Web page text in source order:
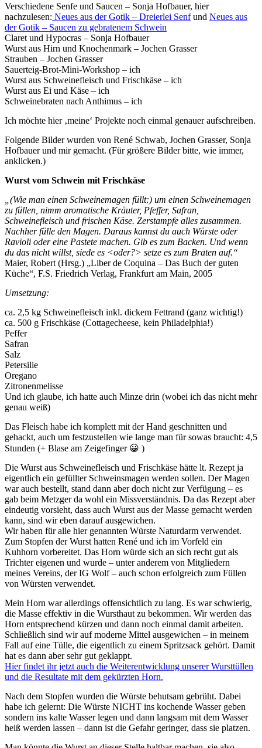
Verschiedene Senfe und Saucen – Sonja Hofbauer, hier
nachzulesen: Neues aus der Gotik – Dreierlei Senfund Neues aus
der Gotik – Saucen zu gebratenem Schwein
Claret und Hypocras – Sonja Hofbauer
Wurst aus Hirn und Knochenmark – Jochen Grasser
Strauben – Jochen Grasser
Sauerteig-Brot-Mini-Workshop – ich
Wurst aus Schweinefleisch und Frischkäse – ich
Wurst aus Ei und Käse – ich
Schweinebraten nach Anthimus – ich
Ich möchte hier ‚meine‘ Projekte noch einmal genauer aufschreiben.
Folgende Bilder wurden von René Schwab, Jochen Grasser, Sonja
Hofbauer und mir gemacht. (Für größere Bilder bitte, wie immer,
anklicken.)
Wurst vom Schwein mit Frischkäse
„(Wie man einen Schweinemagen füllt:) um einen Schweinemagen
zu füllen, nimm aromatische Kräuter, Pfeffer, Safran,
Schweinefleisch und frischen Käse. Zerstampfe alles zusammen.
Nachher fülle den Magen. Daraus kannst du auch Würste oder
Ravioli oder eine Pastete machen. Gib es zum Backen. Und wenn
du das nicht willst, siede es <oder?> setze es zum Braten auf.“
Maier, Robert (Hrsg.) „Liber de Coquina – Das Buch der guten
Küche“, F.S. Friedrich Verlag, Frankfurt am Main, 2005
Umsetzung:
ca. 2,5 kg Schweinefleisch inkl. dickem Fettrand (ganz wichtig!)
ca. 500 g Frischkäse (Cottagecheese, kein Philadelphia!)
Peffer
Safran
Salz
Petersilie
Oregano
Zitronenmelisse
Und ich glaube, ich hatte auch Minze drin (wobei ich das nicht mehr
genau weiß)
Das Fleisch habe ich komplett mit der Hand geschnitten und
gehackt, auch um festzustellen wie lange man für sowas braucht: 4,5
Stunden (+ Blase am Zeigefinger 😀 )
Die Wurst aus Schweinefleisch und Frischkäse hätte lt. Rezept ja
eigentlich ein gefüllter Schweinsmagen werden sollen. Der Magen
war auch bestellt, stand dann aber doch nicht zur Verfügung – es
gab beim Metzger da wohl ein Missverständnis. Da das Rezept aber
eindeutig vorsieht, dass auch Wurst aus der Masse gemacht werden
kann, sind wir eben darauf ausgewichen.
Wir haben für alle hier genannten Würste Naturdarm verwendet.
Zum Stopfen der Wurst hatten René und ich im Vorfeld ein
Kuhhorn vorbereitet. Das Horn würde sich an sich recht gut als
Trichter eigenen und wurde – unter anderem von Mitgliedern
meines Vereins, der IG Wolf – auch schon erfolgreich zum Füllen
von Würsten verwendet.
Mein Horn war allerdings offensichtlich zu lang. Es war schwierig,
die Masse effektiv in die Wursthaut zu bekommen. Wir werden das
Horn entsprechend kürzen und dann noch einmal damit arbeiten.
Schließlich sind wir auf moderne Mittel ausgewichen – in meinem
Fall auf eine Tülle, die eigentlich zu einem Spritzsack gehört. Damit
hat es dann aber sehr gut geklappt.
Hier findet ihr jetzt auch die Weiterentwicklung unserer Wursttüllen
und die Resultate mit dem gekürzten Horn.
Nach dem Stopfen wurden die Würste behutsam gebrüht. Dabei
habe ich gelernt: Die Würste NICHT ins kochende Wasser geben
sondern ins kalte Wasser legen und dann langsam mit dem Wasser
heiß werden lassen – dann ist die Gefahr geringer, dass sie platzen.